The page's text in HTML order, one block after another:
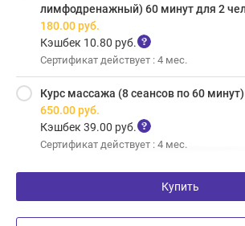
лимфодренажный) 60 минут для 2
180.00руб.
Кэшбек 10.80 руб.
Сертификат действует : 4 мес.
Курс массажа (8 сеансов по 60
650.00руб.
Кэшбек 39.00 руб.
Сертификат действует : 4 мес.
Купить